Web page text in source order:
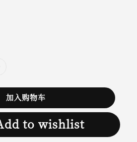
加入购物车
to wishlist